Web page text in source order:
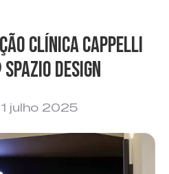
Clínica Cappelli
Design
julho 2025